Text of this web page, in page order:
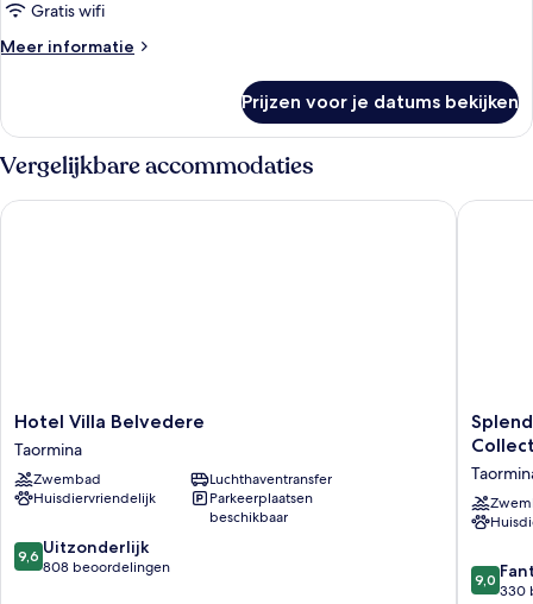
(Trevelyan)
laden
Gratis wifi
Meer informatie
Meer
(Trevelyan)
Prijzen voor je datums bekijken
Vergelijkbare accommodaties
Hotel
Villa
Belvedere
Taormina
Hotel Villa Belvedere
Taormina
Zwembad
Luchthaventransfer
Huisdiervriendelijk
Parkeerplaatsen
beschikbaar
9.6
van
9,6 Uitzonderlijk
808 beoordelingen
Hotel Villa Belvedere
Hotel
-
9.0
van
9,0
330